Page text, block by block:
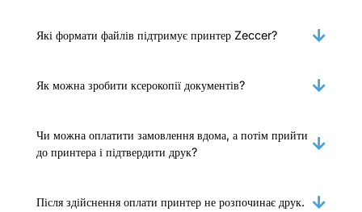
Які формати файлів підтримує принтер Zeccer?
Як можна зробити ксерокопії документів?
Чи можна оплатити замовлення вдома, а потім прийти
до принтера і підтвердити друк?
Після здійснення оплати принтер не розпочинає друк.